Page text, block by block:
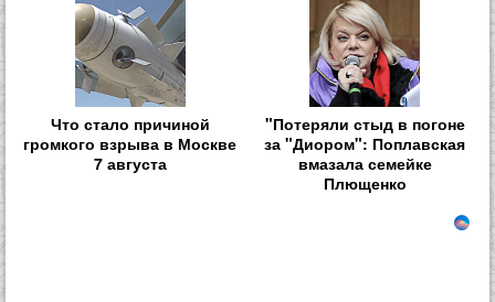
Что стало причиной
громкого взрыва в Москве
7 августа
"Потеряли стыд в погоне
за "Диором": Поплавская
вмазала семейке
Плющенко